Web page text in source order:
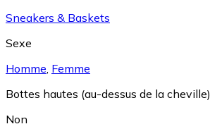
Sneakers & Baskets
Sexe
Homme Femme
Bottes hautes (au-dessus de la cheville)
Non